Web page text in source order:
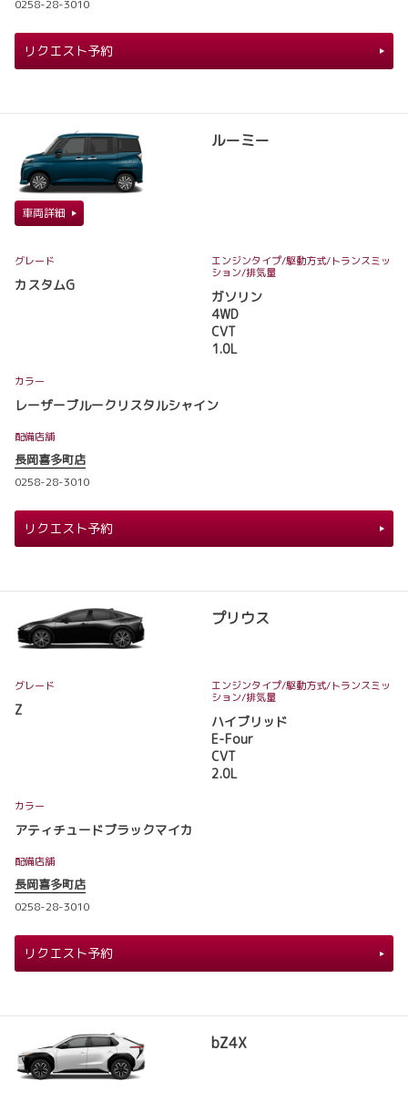
0258-28-3010
リクエスト予約
ルーミー
車両詳細
グレード
カスタムG
エンジンタイプ/駆動方式/トランスミッ
ション/排気量
ガソリン
4WD
CVT
1.0L
カラー
レーザーブルークリスタルシャイン
配備店舗
長岡喜多町店
0258-28-3010
リクエスト予約
プリウス
グレード
Z
エンジンタイプ/駆動方式/トランスミッ
ション/排気量
ハイブリッド
E-Four
CVT
2.0L
カラー
アティチュードブラックマイカ
配備店舗
長岡喜多町店
0258-28-3010
リクエスト予約
bZ4X